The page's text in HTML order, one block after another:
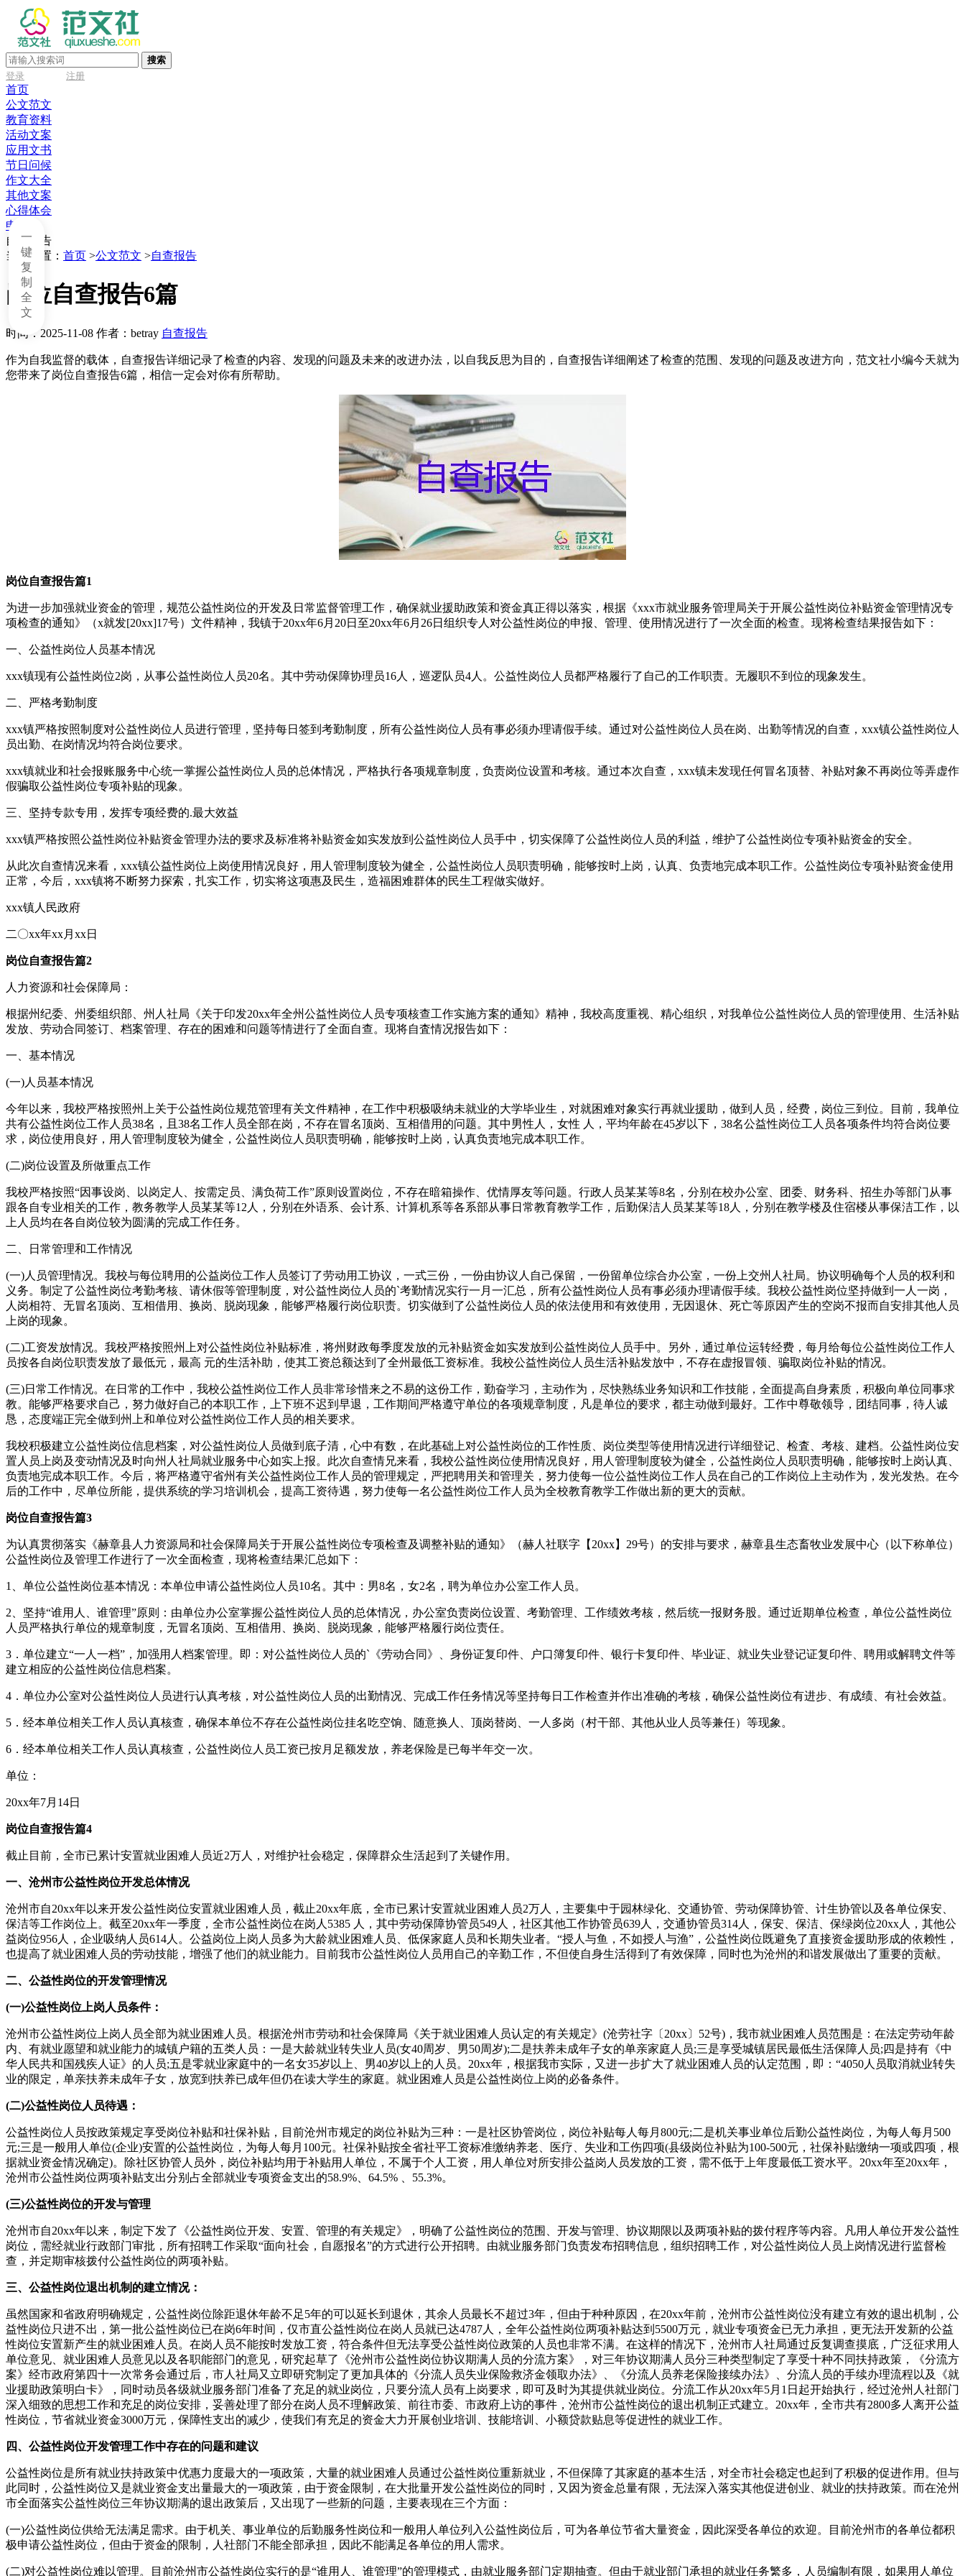
搜索
登录
注册
首页
公文范文
教育资料
活动文案
应用文书
节日问候
作文大全
其他文案
心得体会
申请书
自查报告
当前位置： 首页 >公文范文 >自查报告
岗位自查报告6篇
时间：2025-11-08 作者：betray 自查报告
作为自我监督的载体，自查报告详细记录了检查的内容、发现的问题及未来的改进办法，以自我反思为目的，自查报告详细阐述了检查的范围、发现的问题及改进方向，范文社小编今天就为
您带来了岗位自查报告6篇，相信一定会对你有所帮助。
岗位自查报告篇1
为进一步加强就业资金的管理，规范公益性岗位的开发及日常监督管理工作，确保就业援助政策和资金真正得以落实，根据《xxx市就业服务管理局关于开展公益性岗位补贴资金管理情况专
项检查的通知》（x就发[20xx]17号）文件精神，我镇于20xx年6月20日至20xx年6月26日组织专人对公益性岗位的申报、管理、使用情况进行了一次全面的检查。现将检查结果报告如下：
一、公益性岗位人员基本情况
xxx镇现有公益性岗位2岗，从事公益性岗位人员20名。其中劳动保障协理员16人，巡逻队员4人。公益性岗位人员都严格履行了自己的工作职责。无履职不到位的现象发生。
二、严格考勤制度
xxx镇严格按照制度对公益性岗位人员进行管理，坚持每日签到考勤制度，所有公益性岗位人员有事必须办理请假手续。通过对公益性岗位人员在岗、出勤等情况的自查，xxx镇公益性岗位人
员出勤、在岗情况均符合岗位要求。
xxx镇就业和社会报账服务中心统一掌握公益性岗位人员的总体情况，严格执行各项规章制度，负责岗位设置和考核。通过本次自查，xxx镇未发现任何冒名顶替、补贴对象不再岗位等弄虚作
假骗取公益性岗位专项补贴的现象。
三、坚持专款专用，发挥专项经费的.最大效益
xxx镇严格按照公益性岗位补贴资金管理办法的要求及标准将补贴资金如实发放到公益性岗位人员手中，切实保障了公益性岗位人员的利益，维护了公益性岗位专项补贴资金的安全。
从此次自查情况来看，xxx镇公益性岗位上岗使用情况良好，用人管理制度较为健全，公益性岗位人员职责明确，能够按时上岗，认真、负责地完成本职工作。公益性岗位专项补贴资金使用
正常，今后，xxx镇将不断努力探索，扎实工作，切实将这项惠及民生，造福困难群体的民生工程做实做好。
xxx镇人民政府
二〇xx年xx月xx日
岗位自查报告篇2
人力资源和社会保障局：
根据州纪委、州委组织部、州人社局《关于印发20xx年全州公益性岗位人员专项核查工作实施方案的通知》精神，我校高度重视、精心组织，对我单位公益性岗位人员的管理使用、生活补贴
发放、劳动合同签订、档案管理、存在的困难和问题等情进行了全面自查。现将自査情况报告如下：
一、基本情况
(一)人员基本情况
今年以来，我校严格按照州上关于公益性岗位规范管理有关文件精神，在工作中积极吸纳未就业的大学毕业生，对就困难对象实行再就业援助，做到人员，经费，岗位三到位。目前，我单位
共有公益性岗位工作人员38名，且38名工作人员全部在岗，不存在冒名顶岗、互相借用的问题。其中男性人，女性 人，平均年龄在45岁以下，38名公益性岗位工人员各项条件均符合岗位要
求，岗位使用良好，用人管理制度较为健全，公益性岗位人员职责明确，能够按时上岗，认真负责地完成本职工作。
(二)岗位设置及所做重点工作
我校严格按照“因事设岗、以岗定人、按需定员、满负荷工作”原则设置岗位，不存在暗箱操作、优情厚友等问题。行政人员某某等8名，分别在校办公室、团委、财务科、招生办等部门从事
跟各自专业相关的工作，教务教学人员某某等12人，分别在外语系、会计系、计算机系等各系部从事日常教育教学工作，后勤保洁人员某某等18人，分别在教学楼及住宿楼从事保洁工作，以
上人员均在各自岗位较为圆满的完成工作任务。
二、日常管理和工作情况
(一)人员管理情况。我校与每位聘用的公益岗位工作人员签订了劳动用工协议，一式三份，一份由协议人自己保留，一份留单位综合办公室，一份上交州人社局。协议明确每个人员的权利和
义务。制定了公益性岗位考勤考核、请休假等管理制度，对公益性岗位人员的`考勤情况实行一月一汇总，所有公益性岗位人员有事必须办理请假手续。我校公益性岗位坚持做到一人一岗，
人岗相符、无冒名顶岗、互相借用、换岗、脱岗现象，能够严格履行岗位职责。切实做到了公益性岗位人员的依法使用和有效使用，无因退休、死亡等原因产生的空岗不报而自安排其他人员
上岗的现象。
(二)工资发放情况。我校严格按照州上对公益性岗位补贴标准，将州财政每季度发放的元补贴资金如实发放到公益性岗位人员手中。另外，通过单位运转经费，每月给每位公益性岗位工作人
员按各自岗位职责发放了最低元，最高 元的生活补助，使其工资总额达到了全州最低工资标准。我校公益性岗位人员生活补贴发放中，不存在虚报冒领、骗取岗位补贴的情况。
(三)日常工作情况。在日常的工作中，我校公益性岗位工作人员非常珍惜来之不易的这份工作，勤奋学习，主动作为，尽快熟练业务知识和工作技能，全面提高自身素质，积极向单位同事求
教。能够严格要求自己，努力做好自己的本职工作，上下班不迟到早退，工作期间严格遵守单位的各项规章制度，凡是单位的要求，都主动做到最好。工作中尊敬领导，团结同事，待人诚
恳，态度端正完全做到州上和单位对公益性岗位工作人员的相关要求。
我校积极建立公益性岗位信息档案，对公益性岗位人员做到底子清，心中有数，在此基础上对公益性岗位的工作性质、岗位类型等使用情况进行详细登记、检査、考核、建档。公益性岗位安
置人员上岗及变动情况及时向州人社局就业服务中心如实上报。此次自查情兄来看，我校公益性岗位使用情况良好，用人管理制度较为健全，公益性岗位人员职责明确，能够按时上岗认真、
负责地完成本职工作。今后，将严格遵守省州有关公益性岗位工作人员的管理规定，严把聘用关和管理关，努力使每一位公益性岗位工作人员在自己的工作岗位上主动作为，发光发热。在今
后的工作中，尽单位所能，提供系统的学习培训机会，提高工资待遇，努力使每一名公益性岗位工作人员为全校教育教学工作做出新的更大的贡献。
岗位自查报告篇3
为认真贯彻落实《赫章县人力资源局和社会保障局关于开展公益性岗位专项检查及调整补贴的通知》（赫人社联字【20xx】29号）的安排与要求，赫章县生态畜牧业发展中心（以下称单位）
公益性岗位及管理工作进行了一次全面检查，现将检查结果汇总如下：
1、单位公益性岗位基本情况：本单位申请公益性岗位人员10名。其中：男8名，女2名，聘为单位办公室工作人员。
2、坚持“谁用人、谁管理”原则：由单位办公室掌握公益性岗位人员的总体情况，办公室负责岗位设置、考勤管理、工作绩效考核，然后统一报财务股。通过近期单位检查，单位公益性岗位
人员严格执行单位的规章制度，无冒名顶岗、互相借用、换岗、脱岗现象，能够严格履行岗位责任。
3．单位建立“一人一档”，加强用人档案管理。即：对公益性岗位人员的`《劳动合同》、身份证复印件、户口簿复印件、银行卡复印件、毕业证、就业失业登记证复印件、聘用或解聘文件等
建立相应的公益性岗位信息档案。
4．单位办公室对公益性岗位人员进行认真考核，对公益性岗位人员的出勤情况、完成工作任务情况等坚持每日工作检查并作出准确的考核，确保公益性岗位有进步、有成绩、有社会效益。
5．经本单位相关工作人员认真核查，确保本单位不存在公益性岗位挂名吃空饷、随意换人、顶岗替岗、一人多岗（村干部、其他从业人员等兼任）等现象。
6．经本单位相关工作人员认真核查，公益性岗位人员工资已按月足额发放，养老保险是已每半年交一次。
单位：
20xx年7月14日
岗位自查报告篇4
截止目前，全市已累计安置就业困难人员近2万人，对维护社会稳定，保障群众生活起到了关键作用。
一、沧州市公益性岗位开发总体情况
沧州市自20xx年以来开发公益性岗位安置就业困难人员，截止20xx年底，全市已累计安置就业困难人员2万人，主要集中于园林绿化、交通协管、劳动保障协管、计生协管以及各单位保安、
保洁等工作岗位上。截至20xx年一季度，全市公益性岗位在岗人5385 人，其中劳动保障协管员549人，社区其他工作协管员639人，交通协管员314人，保安、保洁、保绿岗位20xx人，其他公
益岗位956人，企业吸纳人员614人。公益岗位上岗人员多为大龄就业困难人员、低保家庭人员和长期失业者。“授人与鱼，不如授人与渔”，公益性岗位既避免了直接资金援助形成的依赖性，
也提高了就业困难人员的劳动技能，增强了他们的就业能力。目前我市公益性岗位人员用自己的辛勤工作，不但使自身生活得到了有效保障，同时也为沧州的和谐发展做出了重要的贡献。
二、公益性岗位的开发管理情况
(一)公益性岗位上岗人员条件：
沧州市公益性岗位上岗人员全部为就业困难人员。根据沧州市劳动和社会保障局《关于就业困难人员认定的有关规定》(沧劳社字〔20xx〕52号)，我市就业困难人员范围是：在法定劳动年龄
内、有就业愿望和就业能力的城镇户籍的五类人员：一是大龄就业转失业人员(女40周岁、男50周岁);二是扶养未成年子女的单亲家庭人员;三是享受城镇居民最低生活保障人员;四是持有《中
华人民共和国残疾人证》的人员;五是零就业家庭中的一名女35岁以上、男40岁以上的人员。20xx年，根据我市实际，又进一步扩大了就业困难人员的认定范围，即：“4050人员取消就业转失
业的限定，单亲扶养未成年子女，放宽到扶养已成年但仍在读大学生的家庭。就业困难人员是公益性岗位上岗的必备条件。
(二)公益性岗位人员待遇：
公益性岗位人员按政策规定享受岗位补贴和社保补贴，目前沧州市规定的岗位补贴为三种：一是社区协管岗位，岗位补贴每人每月800元;二是机关事业单位后勤公益性岗位，为每人每月500
元;三是一般用人单位(企业)安置的公益性岗位，为每人每月100元。社保补贴按全省社平工资标准缴纳养老、医疗、失业和工伤四项(县级岗位补贴为100-500元，社保补贴缴纳一项或四项，根
据就业资金情况确定)。除社区协管人员外，岗位补贴均用于补贴用人单位，不属于个人工资，用人单位对所安排公益岗人员发放的工资，需不低于上年度最低工资水平。20xx年至20xx年，
沧州市公益性岗位两项补贴支出分别占全部就业专项资金支出的58.9%、64.5% 、55.3%。
(三)公益性岗位的开发与管理
沧州市自20xx年以来，制定下发了《公益性岗位开发、安置、管理的有关规定》，明确了公益性岗位的范围、开发与管理、协议期限以及两项补贴的拨付程序等内容。凡用人单位开发公益性
岗位，需经就业行政部门审批，所有招聘工作采取“面向社会，自愿报名”的方式进行公开招聘。由就业服务部门负责发布招聘信息，组织招聘工作，对公益性岗位人员上岗情况进行监督检
查，并定期审核拨付公益性岗位的两项补贴。
三、公益性岗位退出机制的建立情况：
虽然国家和省政府明确规定，公益性岗位除距退休年龄不足5年的可以延长到退休，其余人员最长不超过3年，但由于种种原因，在20xx年前，沧州市公益性岗位没有建立有效的退出机制，公
益性岗位只进不出，第一批公益性岗位已在岗6年时间，仅市直公益性岗位在岗人员就已达4787人，全年公益性岗位两项补贴达到5500万元，就业专项资金已无力承担，更无法开发新的公益
性岗位安置新产生的就业困难人员。在岗人员不能按时发放工资，符合条件但无法享受公益性岗位政策的人员也非常不满。在这样的情况下，沧州市人社局通过反复调查摸底，广泛征求用人
单位意见、就业困难人员意见以及各职能部门的意见，研究起草了《沧州市公益性岗位协议期满人员的分流方案》，对三年协议期满人员分三种类型制定了享受十种不同扶持政策，《分流方
案》经市政府第四十一次常务会通过后，市人社局又立即研究制定了更加具体的《分流人员失业保险救济金领取办法》、《分流人员养老保险接续办法》、分流人员的手续办理流程以及《就
业援助政策明白卡》，同时动员各级就业服务部门准备了充足的就业岗位，只要分流人员有上岗要求，即可及时为其提供就业岗位。分流工作从20xx年5月1日起开始执行，经过沧州人社部门
深入细致的思想工作和充足的岗位安排，妥善处理了部分在岗人员不理解政策、前往市委、市政府上访的事件，沧州市公益性岗位的退出机制正式建立。20xx年，全市共有2800多人离开公益
性岗位，节省就业资金3000万元，保障性支出的减少，使我们有充足的资金大力开展创业培训、技能培训、小额贷款贴息等促进性的就业工作。
四、公益性岗位开发管理工作中存在的问题和建议
公益性岗位是所有就业扶持政策中优惠力度最大的一项政策，大量的就业困难人员通过公益性岗位重新就业，不但保障了其家庭的基本生活，对全市社会稳定也起到了积极的促进作用。但与
此同时，公益性岗位又是就业资金支出量最大的一项政策，由于资金限制，在大批量开发公益性岗位的同时，又因为资金总量有限，无法深入落实其他促进创业、就业的扶持政策。而在沧州
市全面落实公益性岗位三年协议期满的退出政策后，又出现了一些新的问题，主要表现在三个方面：
(一)公益性岗位供给无法满足需求。由于机关、事业单位的后勤服务性岗位和一般用人单位列入公益性岗位后，可为各单位节省大量资金，因此深受各单位的欢迎。目前沧州市的各单位都积
极申请公益性岗位，但由于资金的限制，人社部门不能全部承担，因此不能满足各单位的用人需求。
(二)对公益性岗位难以管理。目前沧州市公益性岗位实行的是“谁用人、谁管理”的管理模式，由就业服务部门定期抽查。但由于就业部门承担的就业任务繁多，人员编制有限，如果用人单位
一
键
复
制
全
文